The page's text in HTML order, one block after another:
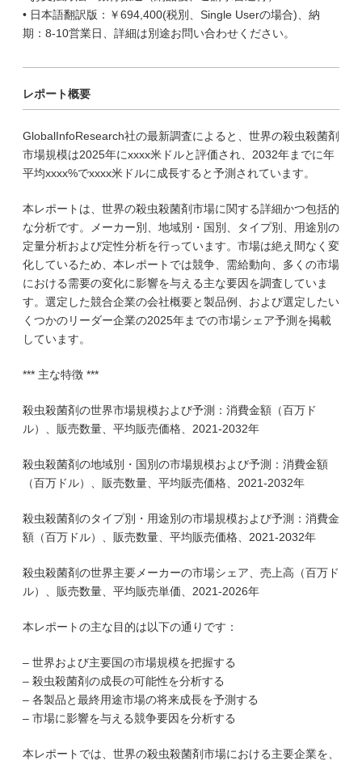
• 日本語翻訳版：￥694,400(税別、Single Userの場合)、納
期：8-10営業日、詳細は別途お問い合わせください。
レポート概要
GlobalInfoResearch社の最新調査によると、世界の殺虫殺菌剤
市場規模は2025年にxxxx米ドルと評価され、2032年までに年
平均xxxx%でxxxx米ドルに成長すると予測されています。
本レポートは、世界の殺虫殺菌剤市場に関する詳細かつ包括的
な分析です。メーカー別、地域別・国別、タイプ別、用途別の
定量分析および定性分析を行っています。市場は絶え間なく変
化しているため、本レポートでは競争、需給動向、多くの市場
における需要の変化に影響を与える主な要因を調査していま
す。選定した競合企業の会社概要と製品例、および選定したい
くつかのリーダー企業の2025年までの市場シェア予測を掲載
しています。
*** 主な特徴 ***
殺虫殺菌剤の世界市場規模および予測：消費金額（百万ド
ル）、販売数量、平均販売価格、2021-2032年
殺虫殺菌剤の地域別・国別の市場規模および予測：消費金額
（百万ドル）、販売数量、平均販売価格、2021-2032年
殺虫殺菌剤のタイプ別・用途別の市場規模および予測：消費金
額（百万ドル）、販売数量、平均販売価格、2021-2032年
殺虫殺菌剤の世界主要メーカーの市場シェア、売上高（百万ド
ル）、販売数量、平均販売単価、2021-2026年
本レポートの主な目的は以下の通りです：
– 世界および主要国の市場規模を把握する
– 殺虫殺菌剤の成長の可能性を分析する
– 各製品と最終用途市場の将来成長を予測する
– 市場に影響を与える競争要因を分析する
本レポートでは、世界の殺虫殺菌剤市場における主要企業を、